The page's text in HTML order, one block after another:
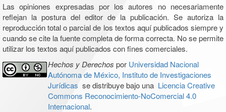
Las opiniones expresadas por los autores no necesariamente
reflejan la postura del editor de la publicación. Se autoriza la
reproducción total o parcial de los textos aquí publicados siempre y
cuando se cite la fuente completa de forma correcta. No se permite
utilizar los textos aquí publicados con fines comerciales.
Hechos y Derechos por Universidad Nacional
Autónoma de México, Instituto de Investigaciones
Jurídicas se distribuye bajo una Licencia Creative
Commons Reconocimiento-NoComercial 4.0
Internacional.